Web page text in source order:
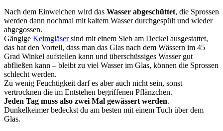
Nach dem Einweichen wird das Wasser abgeschüttet, die Sprossen
werden dann nochmal mit kaltem Wasser durchgespült und wieder
abgegossen.
Gängige Keimgläsersind mit einem Sieb am Deckel ausgestattet,
das hat den Vorteil, dass man das Glas nach dem Wässern im 45
Grad Winkel aufstellen kann und überschüssiges Wasser gut
abfließen kann – bleibt zu viel Wasser im Glas, können die Sprossen
schlecht werden.
Zu wenig Feuchtigkeit darf es aber auch nicht sein, sonst
vertrocknen die im Entstehen begriffenen Pflänzchen.
Jeden Tag muss also zwei Mal gewässert werden.
Dunkelkeimer bedeckst du am besten mit einem Tuch über dem
Glas.